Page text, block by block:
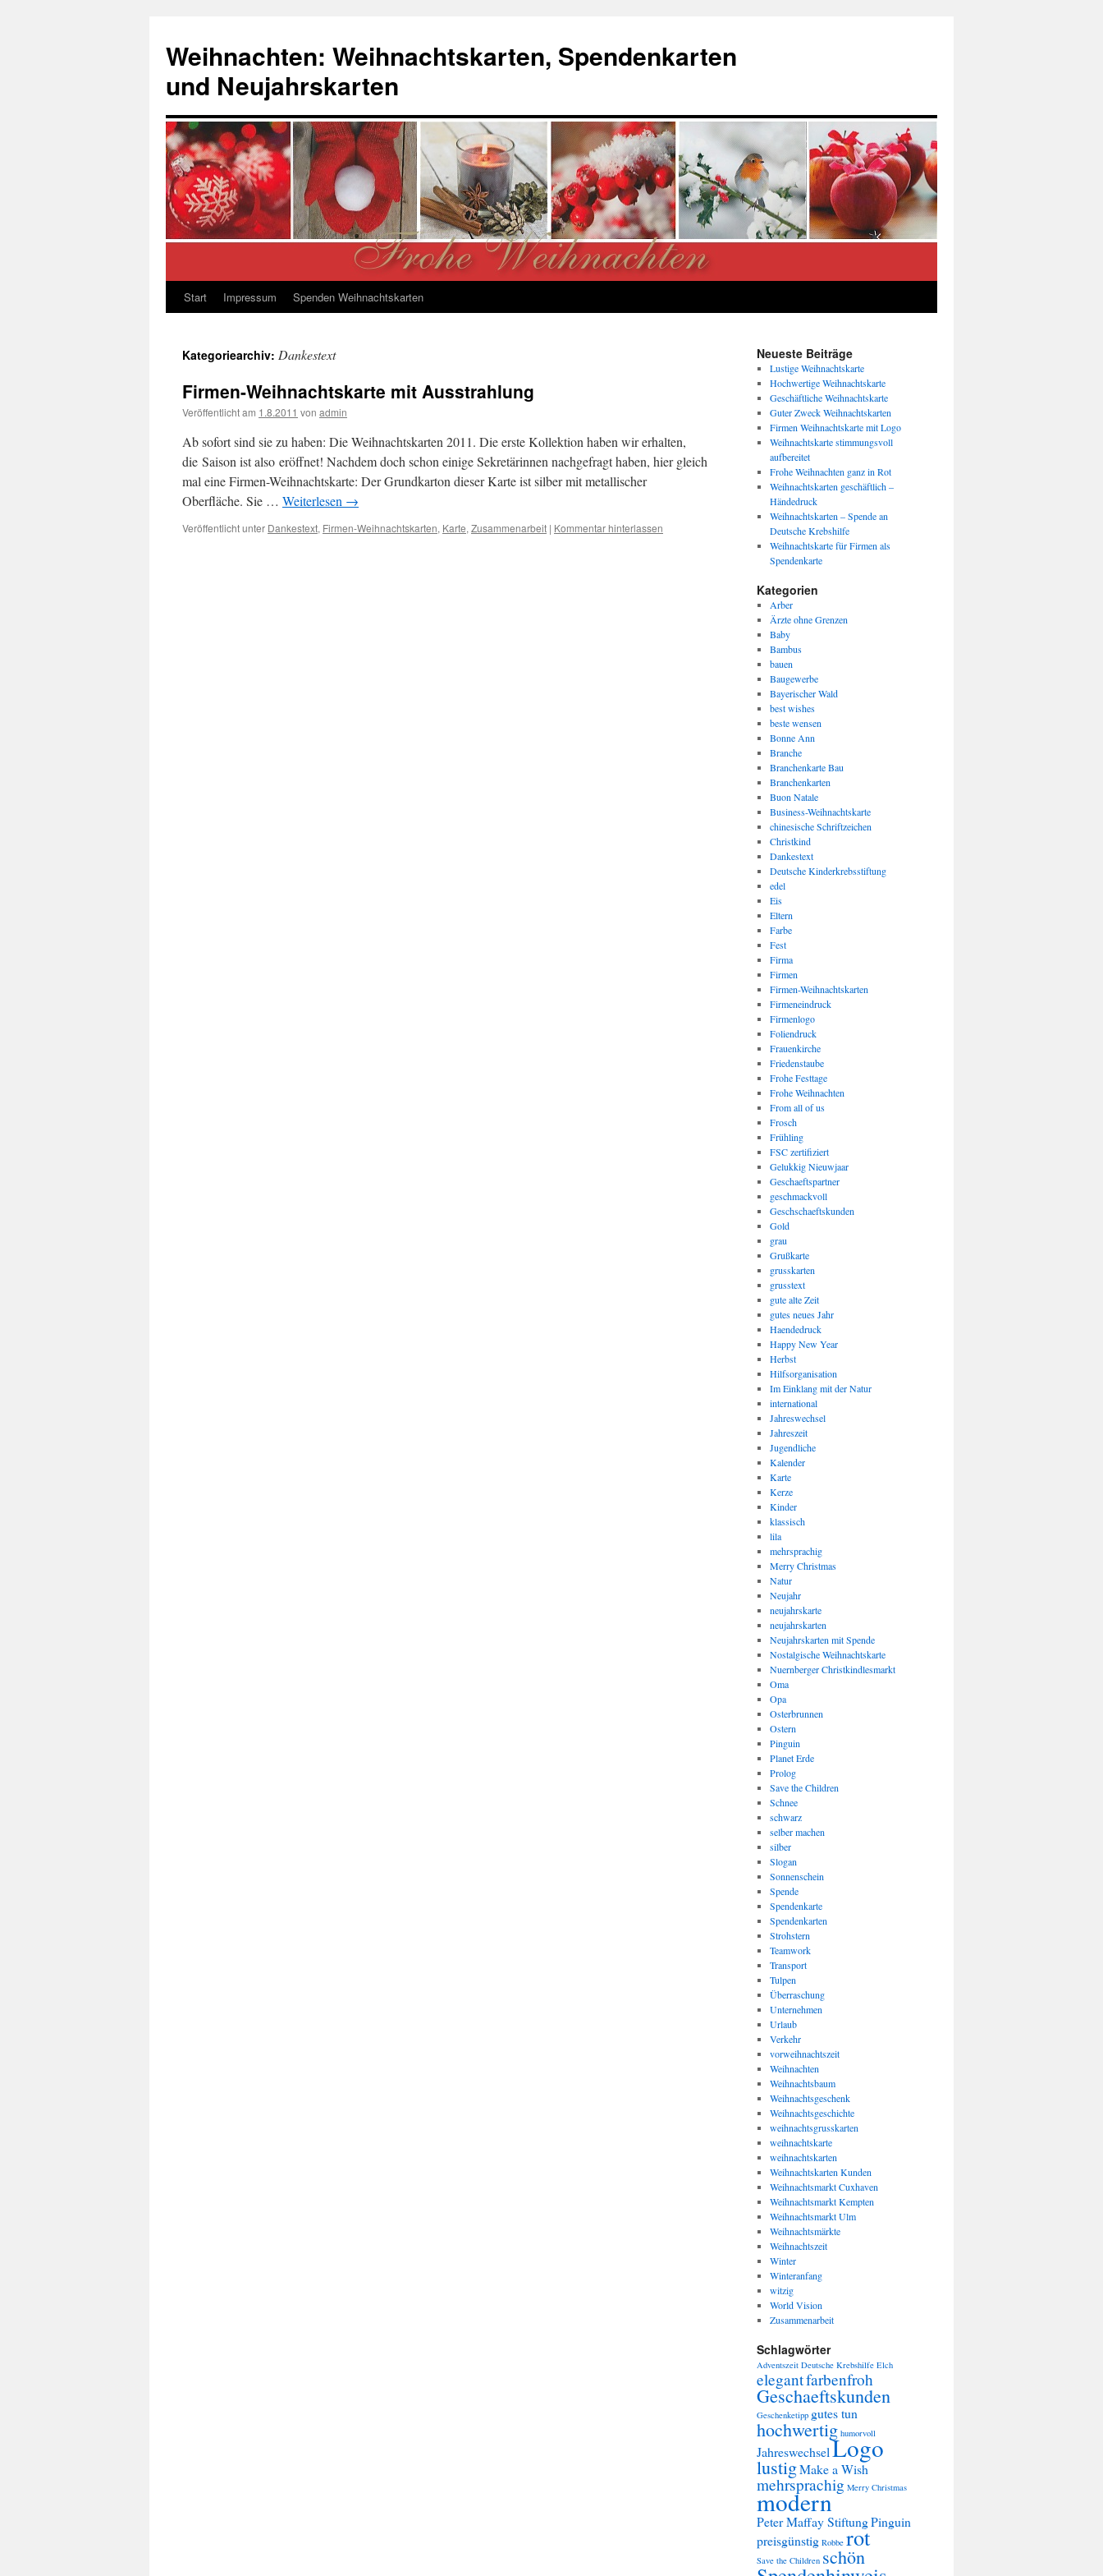
springen
Weihnachten: Weihnachtskarten, Spendenkarten
und Neujahrskarten
Start Impressum Spenden Weihnachtskarten
Kategoriearchiv: Dankestext
Firmen-Weihnachtskarte mit Ausstrahlung
Veröffentlicht am 1.8.2011 von admin
Ab sofort sind sie zu haben: Die Weihnachtskarten 2011. Die erste Kollektion haben wir erhalten,
die Saison ist also eröffnet! Nachdem doch schon einige Sekretärinnen nachgefragt haben, hier gleich
mal eine Firmen-Weihnachtskarte: Der Grundkarton dieser Karte ist silber mit metallischer
Oberfläche. Sie … Weiterlesen →
Veröffentlicht unter Dankestext, Firmen-Weihnachtskarten, Karte, Zusammenarbeit | Kommentar hinterlassen
Neueste Beiträge
Lustige Weihnachtskarte
Hochwertige Weihnachtskarte
Geschäftliche Weihnachtskarte
Guter Zweck Weihnachtskarten
Firmen Weihnachtskarte mit Logo
Weihnachtskarte stimmungsvoll
aufbereitet
Frohe Weihnachten ganz in Rot
Weihnachtskarten geschäftlich –
Händedruck
Weihnachtskarten – Spende an
Deutsche Krebshilfe
Weihnachtskarte für Firmen als
Spendenkarte
Kategorien
Arber
Ärzte ohne Grenzen
Baby
Bambus
bauen
Baugewerbe
Bayerischer Wald
best wishes
beste wensen
Bonne Ann
Branche
Branchenkarte Bau
Branchenkarten
Buon Natale
Business-Weihnachtskarte
chinesische Schriftzeichen
Christkind
Dankestext
Deutsche Kinderkrebsstiftung
edel
Eis
Eltern
Farbe
Fest
Firma
Firmen
Firmen-Weihnachtskarten
Firmeneindruck
Firmenlogo
Foliendruck
Frauenkirche
Friedenstaube
Frohe Festtage
Frohe Weihnachten
From all of us
Frosch
Frühling
FSC zertifiziert
Gelukkig Nieuwjaar
Geschaeftspartner
geschmackvoll
Geschschaeftskunden
Gold
grau
Grußkarte
grusskarten
grusstext
gute alte Zeit
gutes neues Jahr
Haendedruck
Happy New Year
Herbst
Hilfsorganisation
Im Einklang mit der Natur
international
Jahreswechsel
Jahreszeit
Jugendliche
Kalender
Karte
Kerze
Kinder
klassisch
lila
mehrsprachig
Merry Christmas
Natur
Neujahr
neujahrskarte
neujahrskarten
Neujahrskarten mit Spende
Nostalgische Weihnachtskarte
Nuernberger Christkindlesmarkt
Oma
Opa
Osterbrunnen
Ostern
Pinguin
Planet Erde
Prolog
Save the Children
Schnee
schwarz
selber machen
silber
Slogan
Sonnenschein
Spende
Spendenkarte
Spendenkarten
Strohstern
Teamwork
Transport
Tulpen
Überraschung
Unternehmen
Urlaub
Verkehr
vorweihnachtszeit
Weihnachten
Weihnachtsbaum
Weihnachtsgeschenk
Weihnachtsgeschichte
weihnachtsgrusskarten
weihnachtskarte
weihnachtskarten
Weihnachtskarten Kunden
Weihnachtsmarkt Cuxhaven
Weihnachtsmarkt Kempten
Weihnachtsmarkt Ulm
Weihnachtsmärkte
Weihnachtszeit
Winter
Winteranfang
witzig
World Vision
Zusammenarbeit
Schlagwörter
Adventszeit Deutsche Krebshilfe Elch
elegantfarbenfroh
Geschaeftskunden
Geschenketipp gutes tun
hochwertig humorvoll
JahreswechselLogo
lustigMake a Wish
mehrsprachig Merry Christmas
modern
Peter Maffay StiftungPinguin
preisgünstig Robbe rot
Save the Children schön